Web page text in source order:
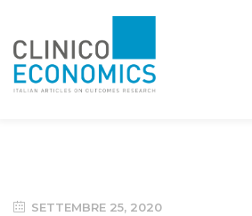
SETTEMBRE 25, 2020